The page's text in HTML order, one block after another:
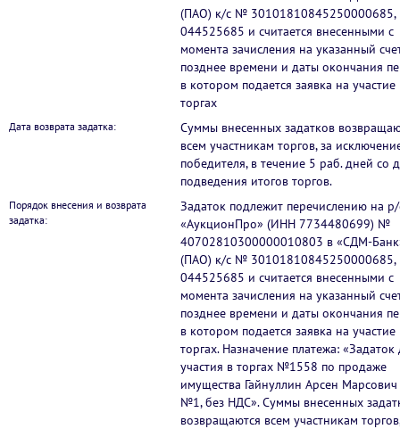
(ПАО) к/с №
044525685 и считается внесенными с
момента зачисления на указанный
позднее времени и даты окончания
в котором подается заявка на участие
торгах
Дата возврата задатка:
Суммы внесенных задатков
всем участникам торгов, за
победителя, в течение 5 раб. дней со
подведения итогов торгов.
Порядок внесения и возврата
задатка:
Задаток подлежит перечислению на
«АукционПро» (ИНН 7734480699) №
40702810300000010803 в «СДМ-
(ПАО) к/с №
044525685 и считается внесенными с
момента зачисления на указанный
позднее времени и даты окончания
в котором подается заявка на участие
торгах. Назначение платежа: «Задаток
участия в торгах №1558 по продаже
имущества Гайнуллин Арсен Марсович
№1, без НДС». Суммы внесенных
возвращаются всем участникам